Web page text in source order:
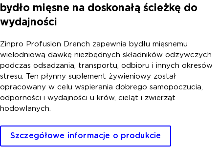
bydło mięsne na doskonałą ścieżkę do
wydajności
Zinpro Profusion Drench zapewnia bydłu mięsnemu
wielodniową dawkę niezbędnych składników odżywczych
podczas odsadzania, transportu, odbioru i innych okresów
stresu. Ten płynny suplement żywieniowy został
opracowany w celu wspierania dobrego samopoczucia,
odporności i wydajności u krów, cieląt i zwierząt
hodowlanych.
Szczegółowe informacje o produkcie